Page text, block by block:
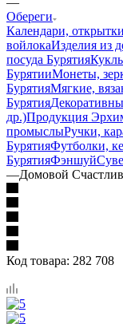
Обереги
Календари,
войлокаИзделия из
посуда Бурятия
БурятииМонеты,
БурятияМягкие,
Бурятия
др.)Продукция
промыслыРучки,
БурятияФутболки,
БурятияФэншуй
—Домовой
Код товара: 282 708